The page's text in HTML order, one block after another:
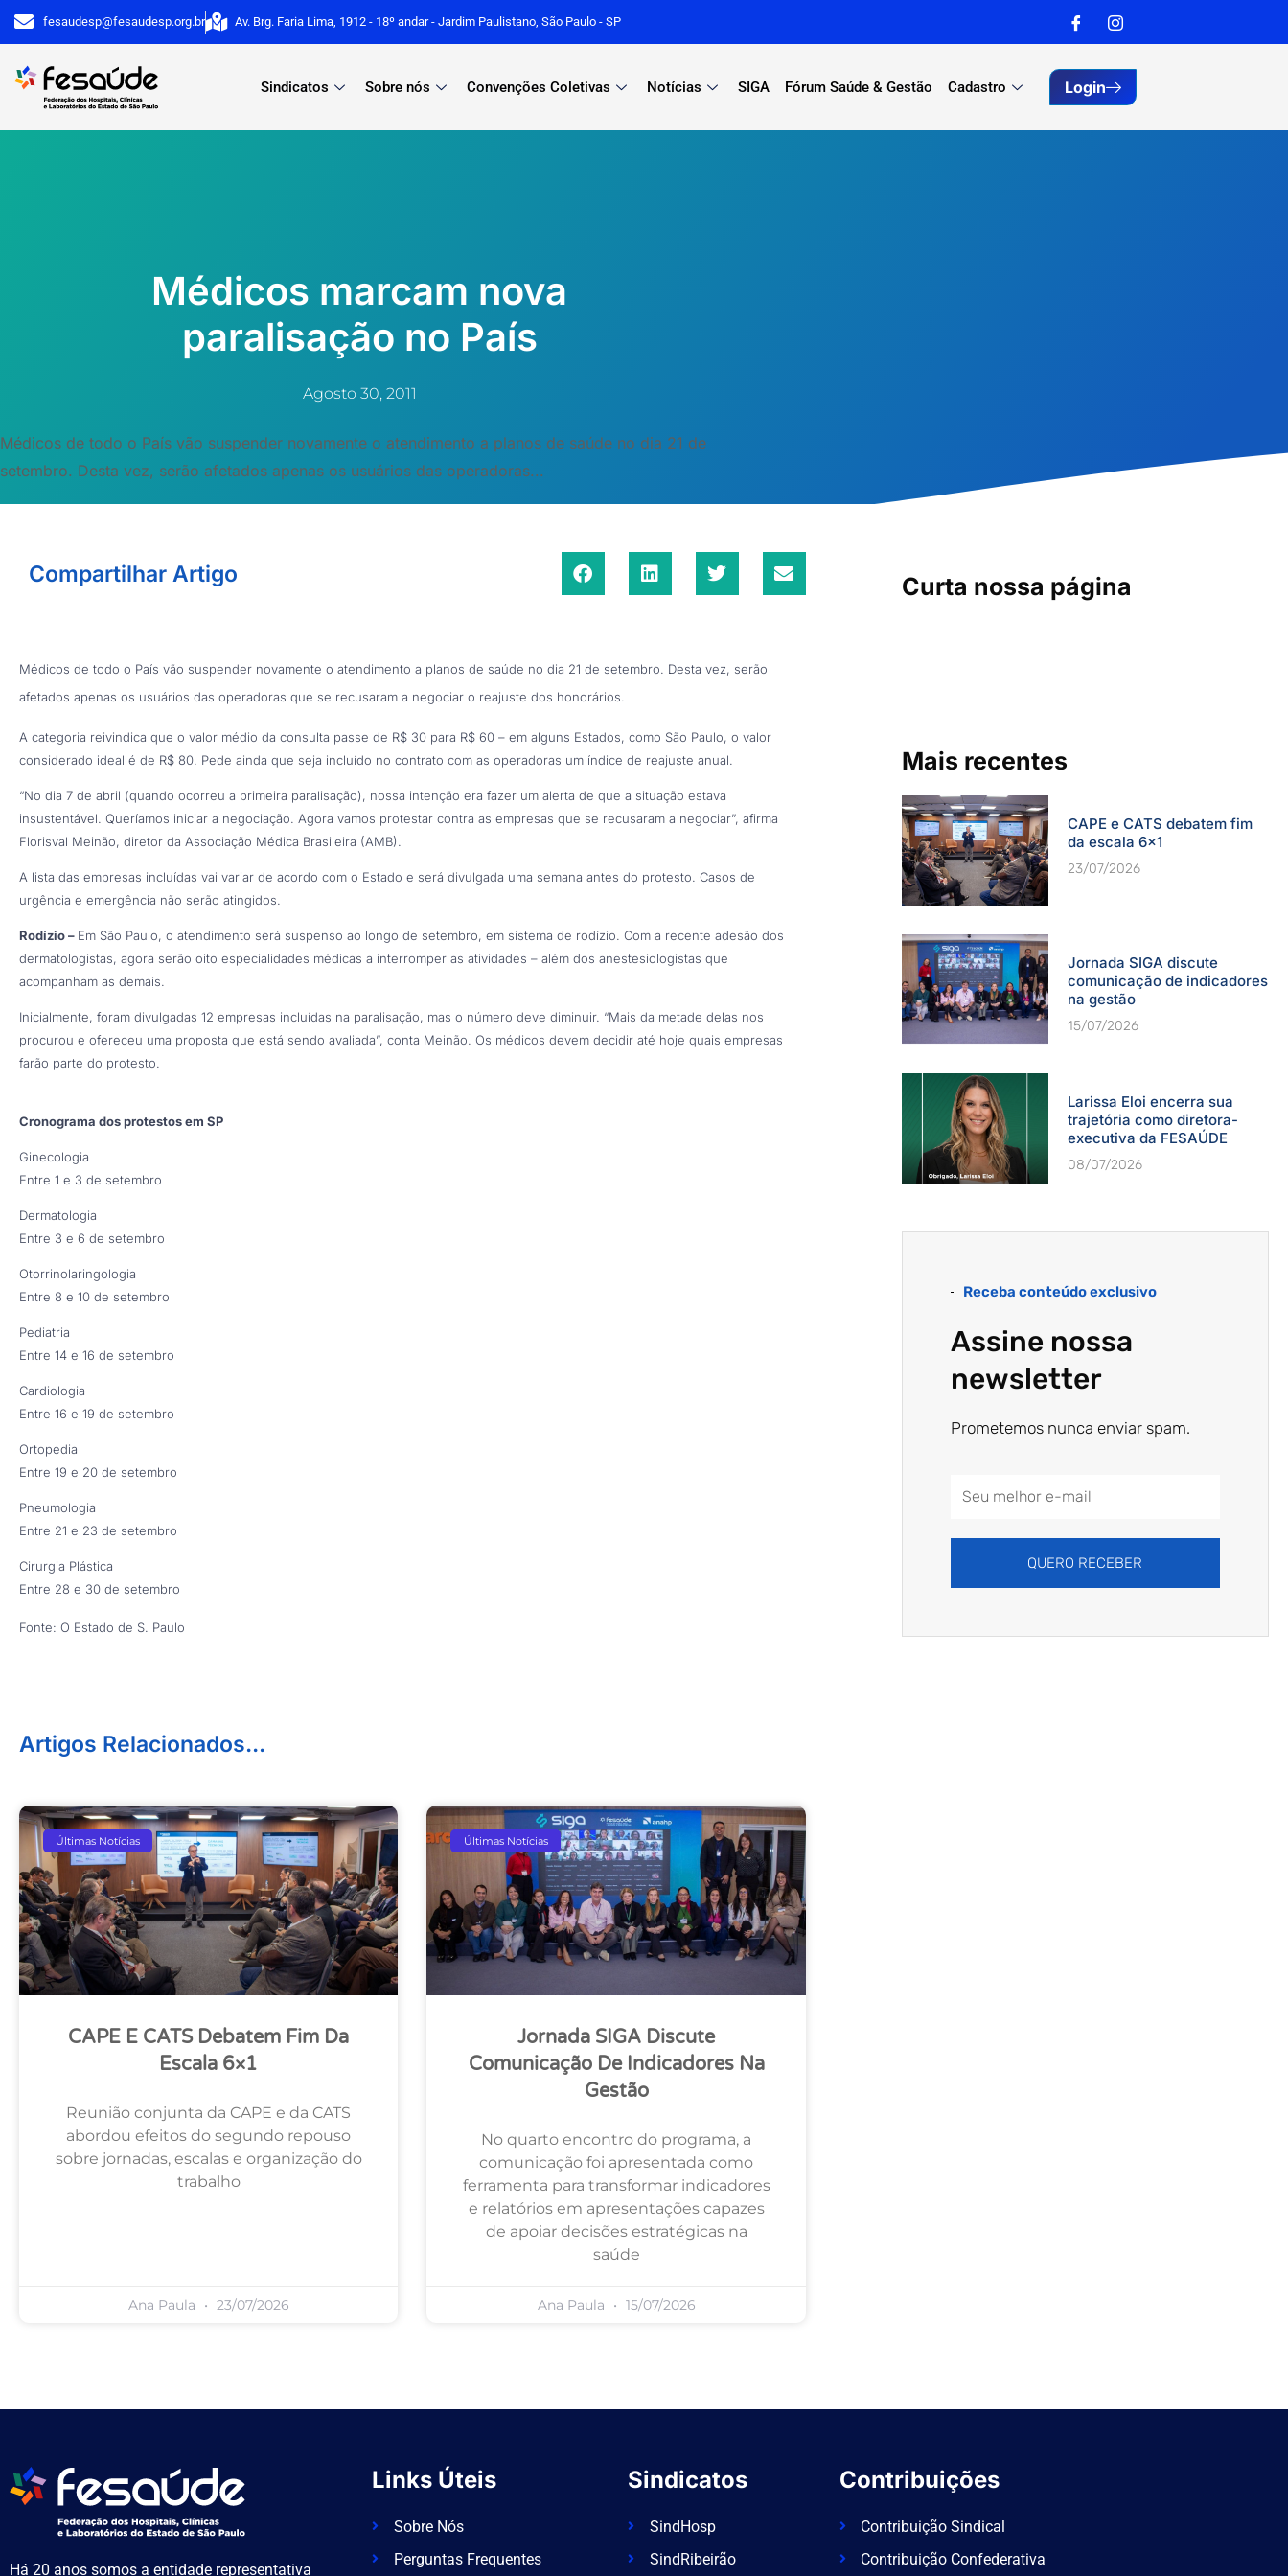
para
conteúdo
fesaudesp@fesaudesp.org.br Av. Brg. Faria Lima, 1912 - 18º andar - Jardim Paulistano, São Paulo - SP
Sindicatos Sobre nós Convenções Coletivas Notícias SIGA Fórum Saúde & Gestão Cadastro Login
Médicos marcam nova
paralisação no País
Agosto 30, 2011
Médicos de todo o País vão suspender novamente o atendimento a planos de saúde no dia 21 de
setembro. Desta vez, serão afetados apenas os usuários das operadoras...
Compartilhar Artigo
Médicos de todo o País vão suspender novamente o atendimento a planos de saúde no dia 21 de setembro. Desta vez, serão
afetados apenas os usuários das operadoras que se recusaram a negociar o reajuste dos honorários.
A categoria reivindica que o valor médio da consulta passe de R$ 30 para R$ 60 – em alguns Estados, como São Paulo, o valor
considerado ideal é de R$ 80. Pede ainda que seja incluído no contrato com as operadoras um índice de reajuste anual.
“No dia 7 de abril (quando ocorreu a primeira paralisação), nossa intenção era fazer um alerta de que a situação estava
insustentável. Queríamos iniciar a negociação. Agora vamos protestar contra as empresas que se recusaram a negociar”, afirma
Florisval Meinão, diretor da Associação Médica Brasileira (AMB).
A lista das empresas incluídas vai variar de acordo com o Estado e será divulgada uma semana antes do protesto. Casos de
urgência e emergência não serão atingidos.
Rodízio – Em São Paulo, o atendimento será suspenso ao longo de setembro, em sistema de rodízio. Com a recente adesão dos
dermatologistas, agora serão oito especialidades médicas a interromper as atividades – além dos anestesiologistas que
acompanham as demais.
Inicialmente, foram divulgadas 12 empresas incluídas na paralisação, mas o número deve diminuir. “Mais da metade delas nos
procurou e ofereceu uma proposta que está sendo avaliada”, conta Meinão. Os médicos devem decidir até hoje quais empresas
farão parte do protesto.
Cronograma dos protestos em SP
Ginecologia
Entre 1 e 3 de setembro
Dermatologia
Entre 3 e 6 de setembro
Otorrinolaringologia
Entre 8 e 10 de setembro
Pediatria
Entre 14 e 16 de setembro
Cardiologia
Entre 16 e 19 de setembro
Ortopedia
Entre 19 e 20 de setembro
Pneumologia
Entre 21 e 23 de setembro
Cirurgia Plástica
Entre 28 e 30 de setembro
Fonte: O Estado de S. Paulo
Artigos Relacionados...
Últimas Notícias
CAPE E CATS Debatem Fim Da
Escala 6×1
Reunião conjunta da CAPE e da CATS
abordou efeitos do segundo repouso
sobre jornadas, escalas e organização do
trabalho
Ana Paula 23/07/2026
Últimas Notícias
Jornada SIGA Discute
Comunicação De Indicadores Na
Gestão
No quarto encontro do programa, a
comunicação foi apresentada como
ferramenta para transformar indicadores
e relatórios em apresentações capazes
de apoiar decisões estratégicas na
saúde
Ana Paula 15/07/2026
Curta nossa página
Mais recentes
CAPE e CATS debatem fim
da escala 6×1
23/07/2026
Jornada SIGA discute
comunicação de indicadores
na gestão
15/07/2026
Larissa Eloi encerra sua
trajetória como diretora-
executiva da FESAÚDE
08/07/2026
Receba conteúdo exclusivo
Assine nossa
newsletter
Prometemos nunca enviar spam.
Email
QUERO RECEBER
Há 20 anos somos a entidade representativa
Links Úteis
Sobre Nós
Perguntas Frequentes
Sindicatos
SindHosp
SindRibeirão
Contribuições
Contribuição Sindical
Contribuição Confederativa